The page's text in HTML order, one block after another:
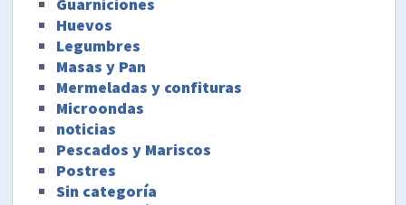
Huevos
Legumbres
Masas y Pan
Mermeladas y confituras
Microondas
noticias
Pescados y Mariscos
Postres
Sin categoría